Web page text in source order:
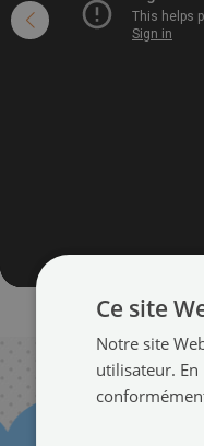
Ce site
Notre site
utilisateur.